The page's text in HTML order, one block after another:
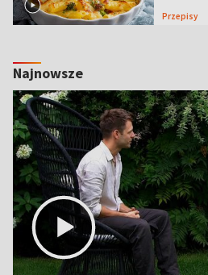
Przepisy
Najnowsze